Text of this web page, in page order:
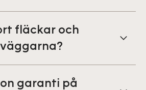
fläckar och
garanti på